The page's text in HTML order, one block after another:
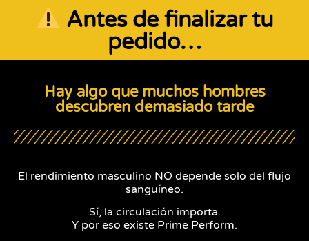
Antes de finalizar tu
pedido…
Hay algo que muchos hombres
descubren demasiado tarde
El rendimiento masculino NO depende solo del flujo
sanguíneo.
Sí, la circulación importa.
Y por eso existe Prime Perform.